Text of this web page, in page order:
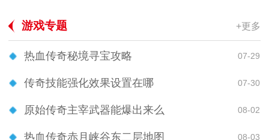
游戏专题 +更多
热血传奇秘境寻宝攻略 07-29
传奇技能强化效果设置在哪 07-30
原始传奇主宰武器能爆出来么 08-02
热血传奇赤月峡谷东二层地图 08-03